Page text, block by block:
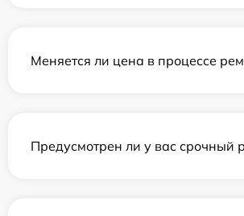
Меняется ли цена в процессе
Предусмотрен ли у вас срочный